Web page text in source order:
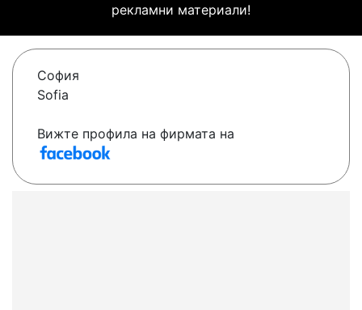
рекламни материали!
София
Sofia
Вижте профила на фирмата на